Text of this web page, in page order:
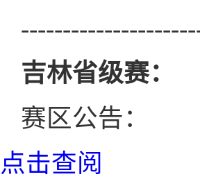
吉林省级赛：
赛区公告：
点击查阅